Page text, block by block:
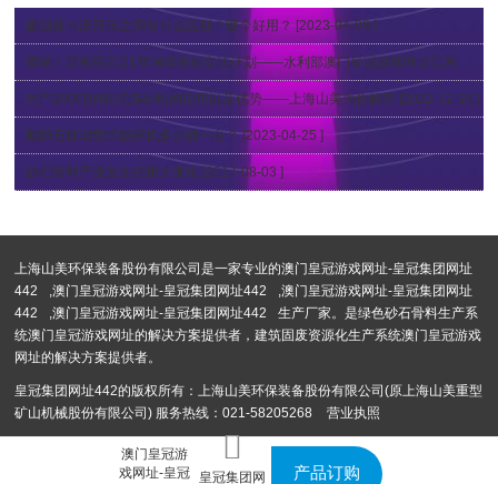
振动筛与滚筒筛之间有什么区别？哪个好用？ [2023-04-08 ]
重磅！国务院2021年河道采砂立法计划——水利部澳门皇冠游戏网址官网发布公开征求《长江河道采砂管理条例（修正草案）》意见公告
时产200吨的轮式洗砂机的应用以及优势——上海山美为你解答 [2022-12-26 ]
鹅卵石移动鄂式破碎机多少钱一台？ [2023-04-25 ]
砂石骨料产业发生的重大变化 [2017-08-03 ]
上海山美环保装备股份有限公司是一家专业的澳门皇冠游戏网址-皇冠集团网址
442
,澳门皇冠游戏网址-皇冠集团网址442 ,澳门皇冠游戏网址-皇冠集团网址
442
,澳门皇冠游戏网址-皇冠集团网址442
生产厂家。是绿色砂石骨料生产系
统澳门皇冠游戏网址的解决方案提供者，建筑固废资源化生产系统澳门皇冠游戏
网址的解决方案提供者。
皇冠集团网址442的版权所有：上海山美环保装备股份有限公司(原上海山美重型
矿山机械股份有限公司) 服务热线：021-58205268
营业执照
澳门皇冠游
戏网址-皇冠
皇冠集团网 产品订购